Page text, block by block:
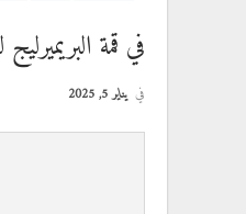
في قمة
في يناير 5, 2025